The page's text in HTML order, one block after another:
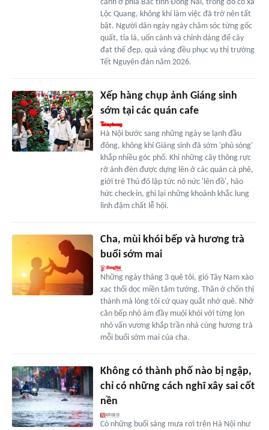
cảnh ở phía Bắc tỉnh Đồng Nai, trong đó có xã
Lộc Quang, không khí làm việc đã trở nên tất
bật. Người dân ngày ngày chăm sóc từng gốc
quất, tỉa lá, uốn cành và chỉnh dáng để cây
đạt thế đẹp, quả vàng đều phục vụ thị trường
Tết Nguyên đán năm 2026.
Xếp hàng chụp ảnh Giáng sinh
sớm tại các quán cafe
Hà Nội bước sang những ngày se lạnh đầu
đông, không khí Giáng sinh đã sớm 'phủ sóng'
khắp nhiều góc phố. Khi những cây thông rực
rỡ ánh đèn được dựng lên ở các quán cà phê,
giới trẻ Thủ đô lập tức nô nức 'lên đồ', háo
hức check-in, ghi lại những khoảnh khắc lung
linh đậm chất lễ hội.
Cha, mùi khói bếp và hương trà
buổi sớm mai
Những ngày tháng 3 quê tôi, gió Tây Nam xào
xạc thổi dọc miền tâm tưởng. Thân ở chốn thị
thành mà lòng tôi cứ quay quắt nhớ quê. Nhớ
căn bếp nhỏ ám đầy muội khói với từng lọn
nhỏ vấn vương khắp trần nhà cùng hương trà
mỗi buổi sớm mai của cha.
Không có thành phố nào bị ngập,
chỉ có những cách nghĩ xây sai cốt
nền
Có những buổi sáng mưa rơi trên Hà Nội như